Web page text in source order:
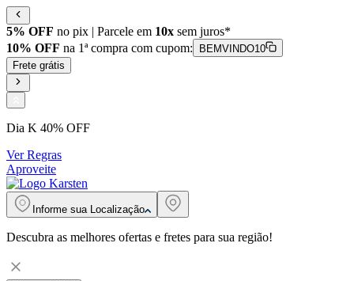
5% OFF no pix | Parcele em 10x sem juros*
10% OFF na 1ª compra com cupom:
BEMVINDO10
Frete grátis
Dia K 40% OFF
Ver Regras
Aproveite
Informe sua Localização
Descubra as melhores ofertas e fretes para sua região!